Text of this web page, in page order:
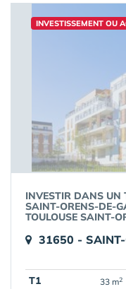
INVESTISSEMENT OU
INVESTIR DANS UN
SAINT-ORENS-DE-
TOULOUSE SAINT-
31650 - SAINT-
T1 33 m2